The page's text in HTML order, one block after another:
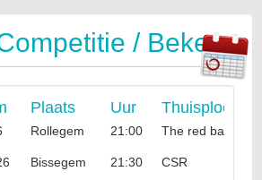
/ Beker
Plaats Uur Thuisploeg
Rollegem 21:00 The red bastards
Bissegem 21:30 CSR